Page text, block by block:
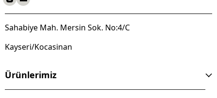
Sahabiye Mah. Mersin Sok. No:4/C
Kayseri/Kocasinan
Ürünlerimiz